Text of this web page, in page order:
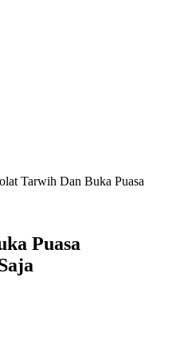
Tarwih Dan Buka Puasa
Puasa